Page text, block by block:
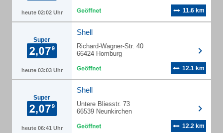
heute 02:02 Uhr 11.6 km
Super
heute 03:03 Uhr
Shell
Richard-Wagner-Str. 40
66424 Homburg
12.1 km
Super
heute 06:41 Uhr
Shell
Untere Bliesstr. 73
66539 Neunkirchen
12.2 km